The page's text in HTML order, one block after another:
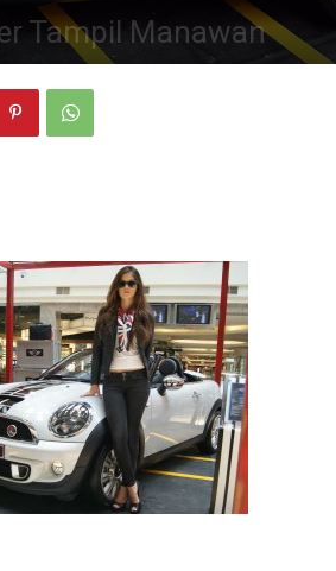
Tampil Manawan